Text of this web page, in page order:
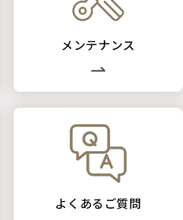
メンテナンス
よくあるご質問